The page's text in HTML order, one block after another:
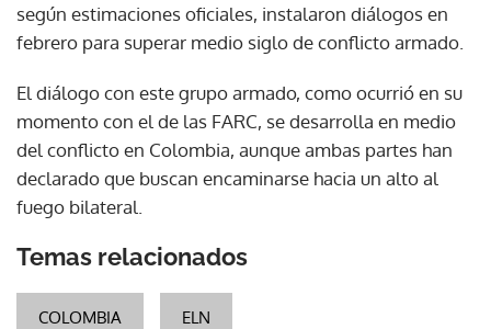
según estimaciones oficiales, instalaron diálogos en
febrero para superar medio siglo de conflicto armado.
El diálogo con este grupo armado, como ocurrió en su
momento con el de las FARC, se desarrolla en medio
del conflicto en Colombia, aunque ambas partes han
declarado que buscan encaminarse hacia un alto al
fuego bilateral.
Temas relacionados
COLOMBIA ELN